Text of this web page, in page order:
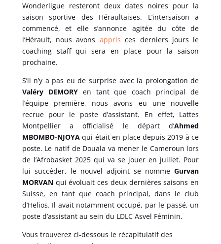
Wonderligue resteront deux dates noires pour la
saison sportive des Héraultaises. L’intersaison a
commencé, et elle s’annonce agitée du côte de
l’Hérault, nous avons appris ces derniers jours le
coaching staff qui sera en place pour la saison
prochaine.
S’il n’y a pas eu de surprise avec la prolongation de
Valéry DEMORYen tant que coach principal de
l’équipe première, nous avons eu une nouvelle
recrue pour le poste d’assistant. En effet, Lattes
Montpellier a officialisé le départ d’Ahmed
MBOMBO-NJOYAqui était en place depuis 2019 à ce
poste. Le natif de Douala va mener le Cameroun lors
de l’Afrobasket 2025 qui va se jouer en juillet. Pour
lui succéder, le nouvel adjoint se nommeGurvan
MORVAN qui évoluait ces deux dernières saisons en
Suisse, en tant que coach principal, dans le club
d’Helios. Il avait notamment occupé, par le passé, un
poste d’assistant au sein du LDLC Asvel Féminin.
Vous trouverez ci-dessous le récapitulatif des